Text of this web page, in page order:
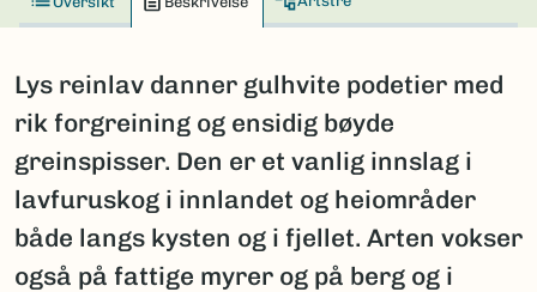
Lys reinlav danner gulhvite podetier med
rik forgreining og ensidig bøyde
greinspisser. Den er et vanlig innslag i
lavfuruskog i innlandet og heiområder
både langs kysten og i fjellet. Arten vokser
også på fattige myrer og på berg og i